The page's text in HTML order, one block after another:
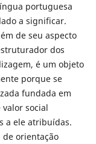
portuguesa
a significar.
de seu aspecto
dos
é um objeto
porque se
fundada em
social
a ele atribuídas.
orientação